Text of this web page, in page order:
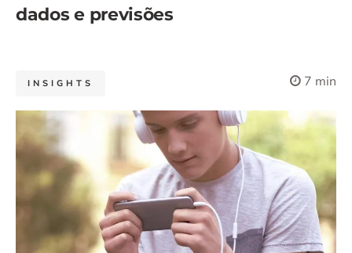
dados e previsões
INSIGHTS 7 min